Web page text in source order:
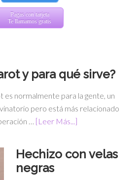
Pagas con tarjeta
Te llamamos gratis
y para qué sirve?
es normalmente para la gente, un
pero está más relacionado
… [Leer Más...]
Hechizo con velas
negras